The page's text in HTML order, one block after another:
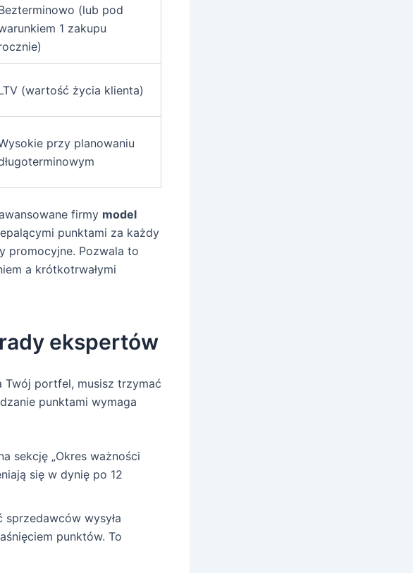
(lub pod
1 zakupu
(wartość życia klienta)
przy planowaniu
firmy model
punktami za każdy
promocyjne. Pozwala to
a krótkotrwałymi
ekspertów
Twój portfel, musisz trzymać
punktami wymaga
sekcję „Okres ważności
się w dynię po 12
sprzedawców wysyła
punktów. To